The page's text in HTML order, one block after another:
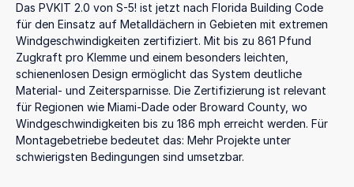
Das PVKIT 2.0 von S-5! ist jetzt nach Florida Building Code
für den Einsatz auf Metalldächern in Gebieten mit extremen
Windgeschwindigkeiten zertifiziert. Mit bis zu 861 Pfund
Zugkraft pro Klemme und einem besonders leichten,
schienenlosen Design ermöglicht das System deutliche
Material- und Zeitersparnisse. Die Zertifizierung ist relevant
für Regionen wie Miami-Dade oder Broward County, wo
Windgeschwindigkeiten bis zu 186 mph erreicht werden. Für
Montagebetriebe bedeutet das: Mehr Projekte unter
schwierigsten Bedingungen sind umsetzbar.